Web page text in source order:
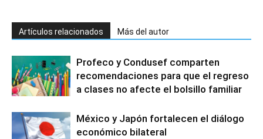
Artículos relacionados Más del autor
Profeco y Condusef comparten
recomendaciones para que el regreso
a clases no afecte el bolsillo familiar
México y Japón fortalecen el diálogo
económico bilateral